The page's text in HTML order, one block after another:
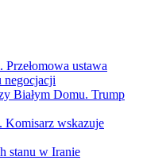
ustawa
negocjacji
Białym Domu. Trump
Komisarz wskazuje
stanu w Iranie